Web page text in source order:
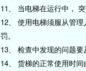
11、 当电梯在运行中，
12、 使用电梯须服从管
罚。
13、 检查中发现的问题
14、 货梯的正常使用时